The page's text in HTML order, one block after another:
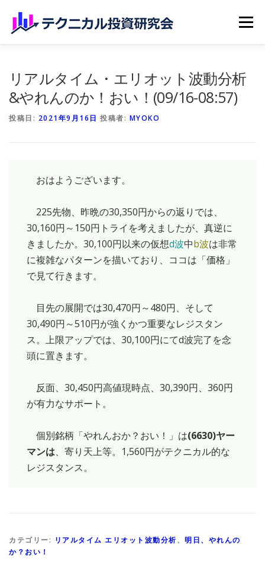
メニュー
リアルタイム・エリオット波動分析
&やれんのか！おい！(09/16-08:57)
投稿日: 2021年9月16日 投稿者: MYOKO
おはようございます。
225先物、昨晩の30,350円からの返りでは、
30,160円～150円トライを考えましたが、真逆に
きましたか。30,100円以来の仮想d波中b波は非常
に複雑なパターンを描いており、ココは「価格」
で見て行きます。
目先の展開では30,470円～480円、そして
30,490円～510円が強くかつ重要なレジスタン
ス。上限アップでは、30,100円にてd波完了を念
頭に置きます。
反面、30,450円高値現時点、30,390円、360円
が有力なサポート。
個別銘柄「やれんおか？おい！」は(6630)ヤー
マンは、寄り天上等。1,560円がテクニカル的な
レジスタンス。
カテゴリー: リアルタイム エリオット波動分析、 明日、やれんの
か？おい！